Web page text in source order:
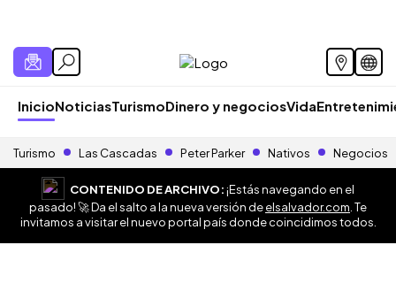
InicioNoticiasTurismoDinero y negociosVida
Turismo Las Cascadas Peter Parker Nativos Negocios
CONTENIDO DE ARCHIVO:¡Estás navegando en el
pasado! 🚀 Da el salto a la nueva versión deelsalvador.com . Te
invitamos a visitar el nuevo portal país donde coincidimos todos.